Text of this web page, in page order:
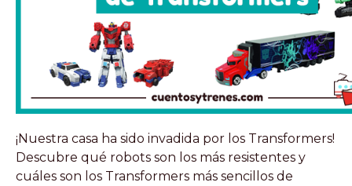
¡Nuestra casa ha sido invadida por los Transformers!
Descubre qué robots son los más resistentes y
cuáles son los Transformers más sencillos de